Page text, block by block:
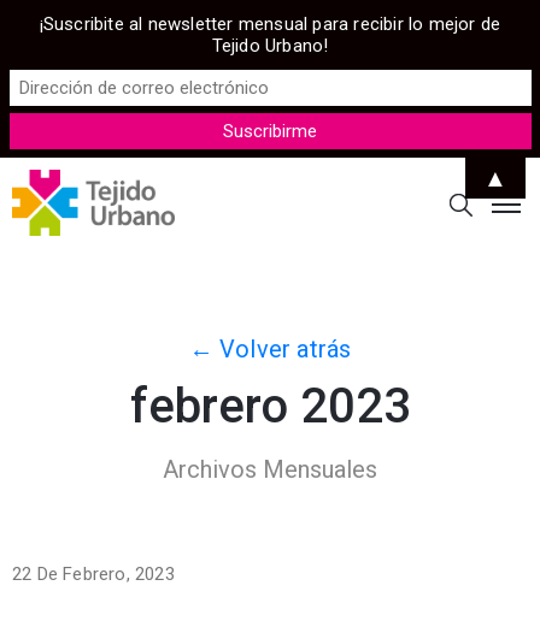
← Volver atrás
febrero 2023
Archivos Mensuales
22 De Febrero, 2023
¡Suscribite al newsletter mensual para recibir lo mejor de
Tejido Urbano!
▲